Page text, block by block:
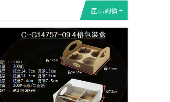
產品詢價 +